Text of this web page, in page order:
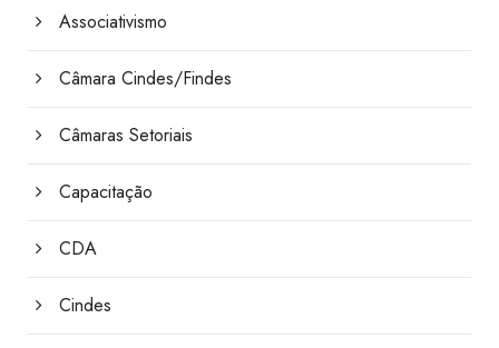
Associativismo
Câmara Cindes/Findes
Câmaras Setoriais
Capacitação
CDA
Cindes